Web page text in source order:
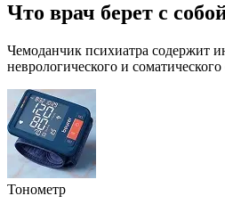
Что врач берет с
Чемоданчик психиатра содержит
неврологического и
Тонометр